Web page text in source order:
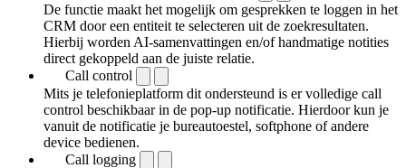
De functie maakt het mogelijk om gesprekken te loggen in het
CRM door een entiteit te selecteren uit de zoekresultaten.
Hierbij worden AI-samenvattingen en/of handmatige notities
direct gekoppeld aan de juiste relatie.
Call control
Mits je telefonieplatform dit ondersteund is er volledige call
control beschikbaar in de pop-up notificatie. Hierdoor kun je
vanuit de notificatie je bureautoestel, softphone of andere
device bedienen.
Call logging